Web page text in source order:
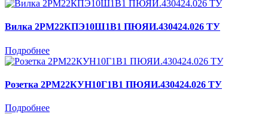
Вилка 2РМ22КПЭ10Ш1В1 ПЮЯИ.430424.026 ТУ
Подробнее
Розетка 2РМ22КУН10Г1В1 ПЮЯИ.430424.026 ТУ
Подробнее